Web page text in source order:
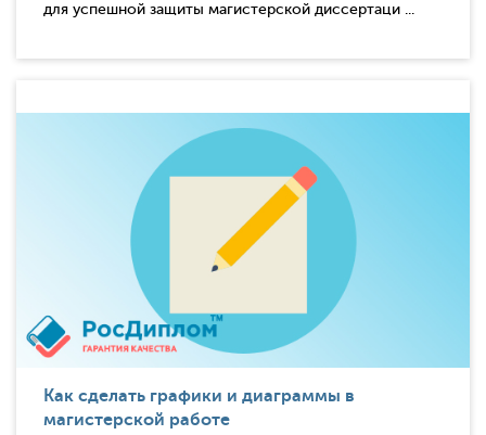
для успешной защиты магистерской диссертаци ...
Как сделать графики и диаграммы в
магистерской работе